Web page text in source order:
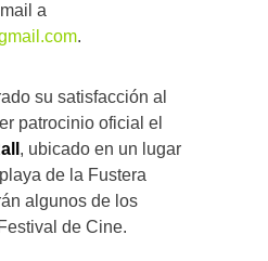
a
.
su satisfacción al
patrocinio oficial el
, ubicado en un lugar
de la Fustera
algunos de los
de Cine.